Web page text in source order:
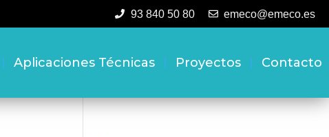
93 840 50 80 emeco@emeco.es
Aplicaciones Técnicas Proyectos Contacto